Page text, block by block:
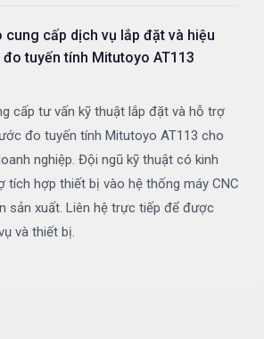
cung cấp dịch vụ lắp đặt và hiệu
tuyến tính Mitutoyo AT113
cấp tư vấn kỹ thuật lắp đặt và hỗ trợ
đo tuyến tính Mitutoyo AT113 cho
nghiệp. Đội ngũ kỹ thuật có kinh
tích hợp thiết bị vào hệ thống máy CNC
sản xuất. Liên hệ trực tiếp để được
và thiết bị.